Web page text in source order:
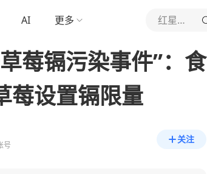
AI 更多 红星新闻
莓镉污染事件”：食
莓设置镉限量
号
关注